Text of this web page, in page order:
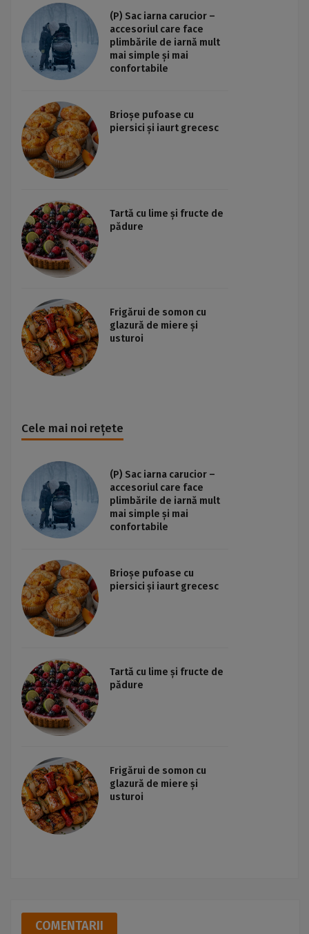
(P) Sac iarna carucior –
accesoriul care face
plimbările de iarnă mult
mai simple și mai
confortabile
Brioșe pufoase cu
piersici și iaurt grecesc
Tartă cu lime și fructe de
pădure
Frigărui de somon cu
glazură de miere și
usturoi
Cele mai noi rețete
(P) Sac iarna carucior –
accesoriul care face
plimbările de iarnă mult
mai simple și mai
confortabile
Brioșe pufoase cu
piersici și iaurt grecesc
Tartă cu lime și fructe de
pădure
Frigărui de somon cu
glazură de miere și
usturoi
COMENTARII